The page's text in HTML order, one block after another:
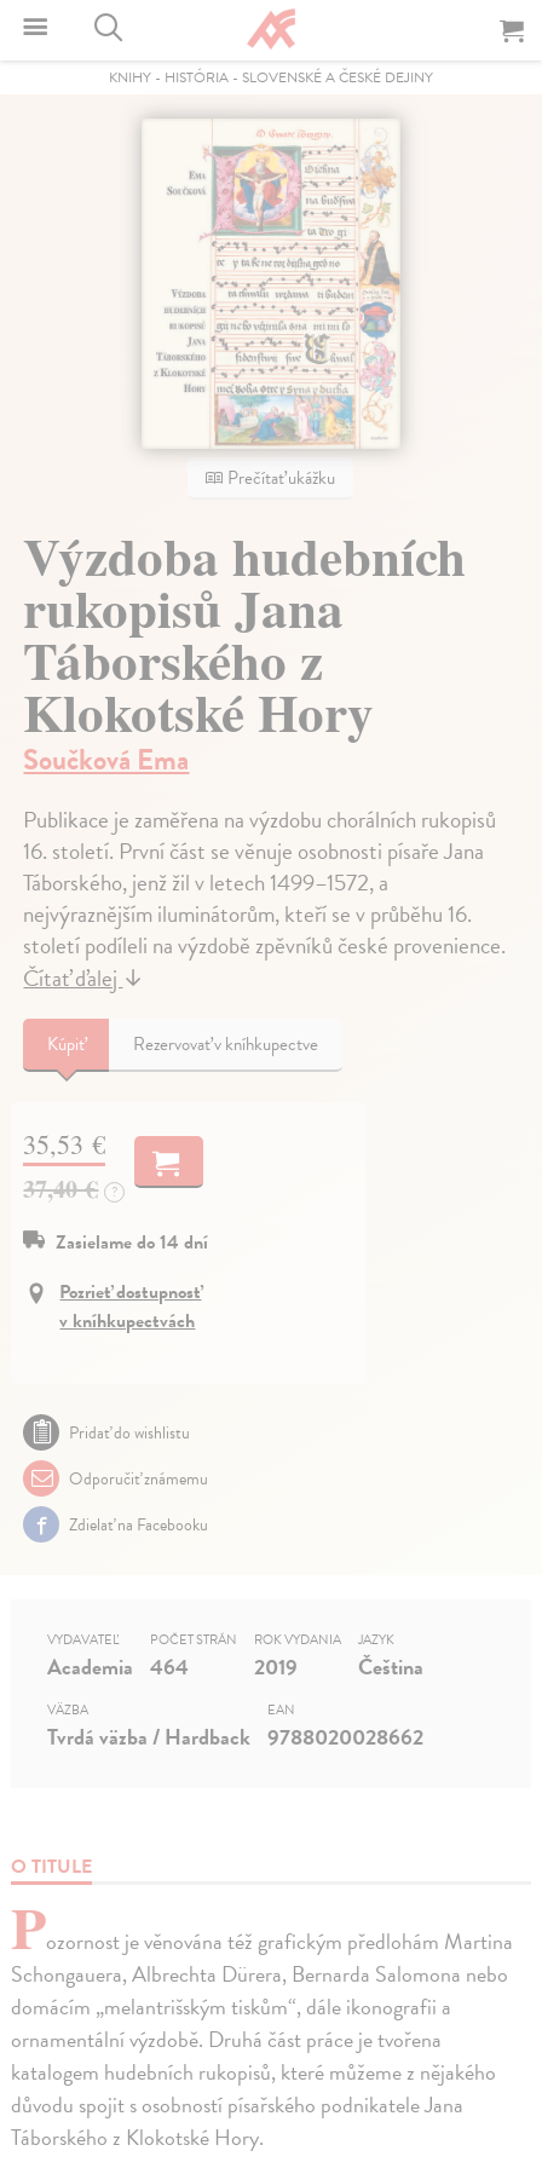
KNIHY - HISTÓRIA - SLOVENSKÉ A ČESKÉ DEJINY
Prečítať ukážku
Výzdoba hudebních
rukopisů Jana
Táborského z
Klokotské Hory
Součková Ema
Publikace je zaměřena na výzdobu chorálních rukopisů
16. století. První část se věnuje osobnosti písaře Jana
Táborského, jenž žil v letech 1499–1572, a
nejvýraznějším iluminátorům, kteří se v průběhu 16.
století podíleli na výzdobě zpěvníků české provenience.
Čítať ďalej ↓
Kúpiť Rezervovať v kníhkupectve
35,53 €
37,40 € ?
Zasielame do 14 dní
Pozrieť dostupnosť
v kníhkupectvách
Pridať do wishlistu
Odporučiť známemu
Zdielať na Facebooku
O TITULE
Pozornost je věnována též grafickým předlohám Martina
Schongauera, Albrechta Dürera, Bernarda Salomona nebo
domácím „melantrišským tiskům“, dále ikonografii a
ornamentální výzdobě. Druhá část práce je tvořena
katalogem hudebních rukopisů, které můžeme z nějakého
důvodu spojit s osobností písařského podnikatele Jana
Táborského z Klokotské Hory.
VYDAVATEĽ
Academia
POČET STRÁN
464
ROK VYDANIA
2019
JAZYK
Čeština
VÄZBA
Tvrdá väzba / Hardback
EAN
9788020028662